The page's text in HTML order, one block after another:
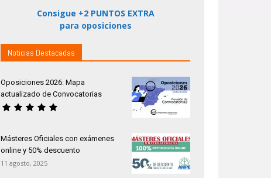
Consigue +2 PUNTOS EXTRA
para oposiciones
Noticias Destacadas
Oposiciones 2026: Mapa
actualizado de Convocatorias
Másteres Oficiales con exámenes
online y 50% descuento
11 agosto, 2025